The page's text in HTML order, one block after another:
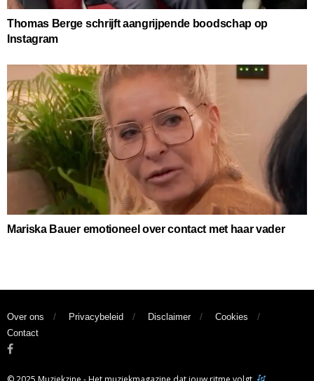
Thomas Berge schrijft aangrijpende boodschap op
Instagram
Mariska Bauer emotioneel over contact met haar vader
Over ons Privacybeleid Disclaimer
Cookies
Contact